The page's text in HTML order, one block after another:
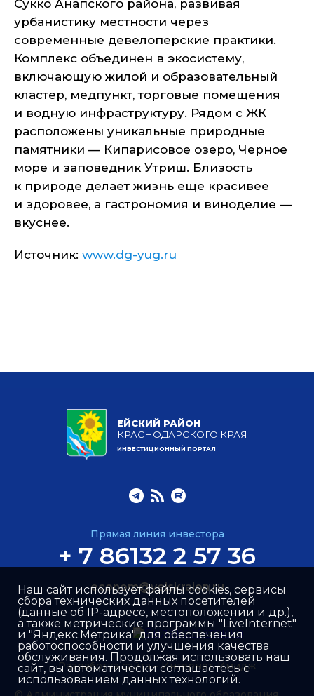
Сукко Анапского района, развивая
урбанистику местности через
современные девелоперские практики.
Комплекс объединен в экосистему,
включающую жилой и образовательный
кластер, медпункт, торговые помещения
и водную инфраструктуру. Рядом с ЖК
расположены уникальные природные
памятники — Кипарисовое озеро, Черное
море и заповедник Утриш. Близость
к природе делает жизнь еще красивее
и здоровее, а гастрономия и виноделие —
вкуснее.
Источник: www.dg-yug.ru
ЕЙСКИЙ РАЙОН
КРАСНОДАРСКОГО КРАЯ
ИНВЕСТИЦИОННЫЙ ПОРТАЛ
Прямая линия инвестора
+ 7 86132 2 57 36
econom@yeiskraion.ru
Разработка сайта –Интернет-Имидж
Наш сайт использует файлы cookies, сервисы
сбора технических данных посетителей
(данные об IP-адресе, местоположении и др.),
а также метрические программы "LiveInternet"
и "Яндекс.Метрика" для обеспечения
работоспособности и улучшения качества
обслуживания. Продолжая использовать наш
сайт, вы автоматически соглашаетесь с
использованием данных технологий.